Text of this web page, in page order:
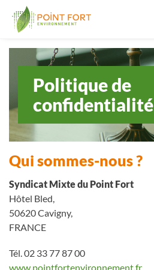
Politique de
confidentialité
Qui sommes-nous ?
Syndicat Mixte du Point Fort
Hôtel Bled,
50620 Cavigny,
FRANCE
Tél. 02 33 77 87 00
www.pointfortenvironnement.fr